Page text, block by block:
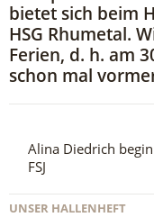
bietet sich beim
HSG Rhumetal.
Ferien, d. h. am
schon mal
Alina Diedrich
FSJ
UNSER HALLENHEFT